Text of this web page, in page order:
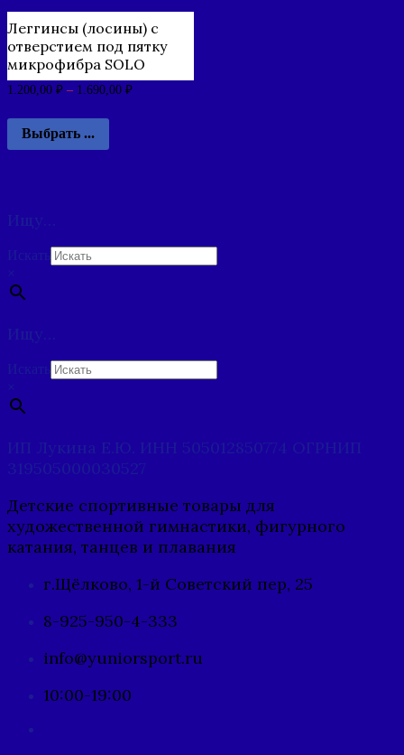
Леггинсы (лосины) с
отверстием под пятку
микрофибра SOLO
1.200,00 ₽ – 1.690,00 ₽
Выбрать ...
Ищу…
Искать
×
Ищу…
Искать
×
ИП Лукина Е.Ю. ИНН 505012850774 ОГРНИП
319505000030527
Детские спортивные товары для
художественной гимнастики, фигурного
катания, танцев и плавания
г.Щёлково, 1-й Советский пер, 25
8-925-950-4-333
info@yuniorsport.ru
10:00-19:00